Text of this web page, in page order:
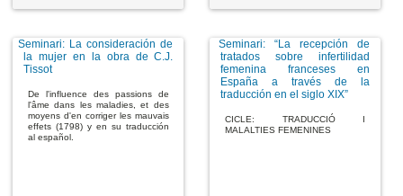
Seminari: La consideración de
la mujer en la obra de C.J.
Tissot
De l'influence des passions de
l'âme dans les maladies, et des
moyens d'en corriger les mauvais
effets (1798) y en su traducción
al español.
Seminari: “La recepción de
tratados sobre infertilidad
femenina franceses en
España a través de la
traducción en el siglo XIX”
CICLE: TRADUCCIÓ I
MALALTIES FEMENINES